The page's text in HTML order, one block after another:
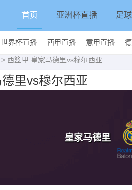
首页 亚洲杯直播 足
世界杯直播 西甲直播 意甲直播
> 西篮甲 皇家马德里vs穆尔西亚
里vs穆尔西亚
皇家马德里